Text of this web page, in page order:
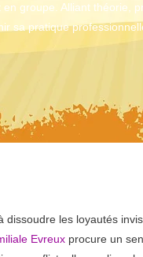
groupe. Alliant théorie,
sa pratique
dissoudre les loyautés
Evreux procure un